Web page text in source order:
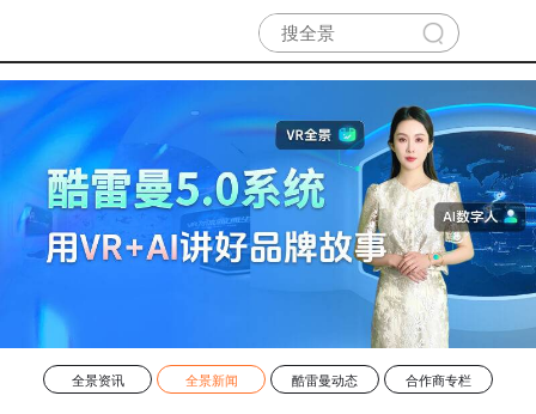
全景资讯 全景新闻 酷雷曼动态 合作商专栏